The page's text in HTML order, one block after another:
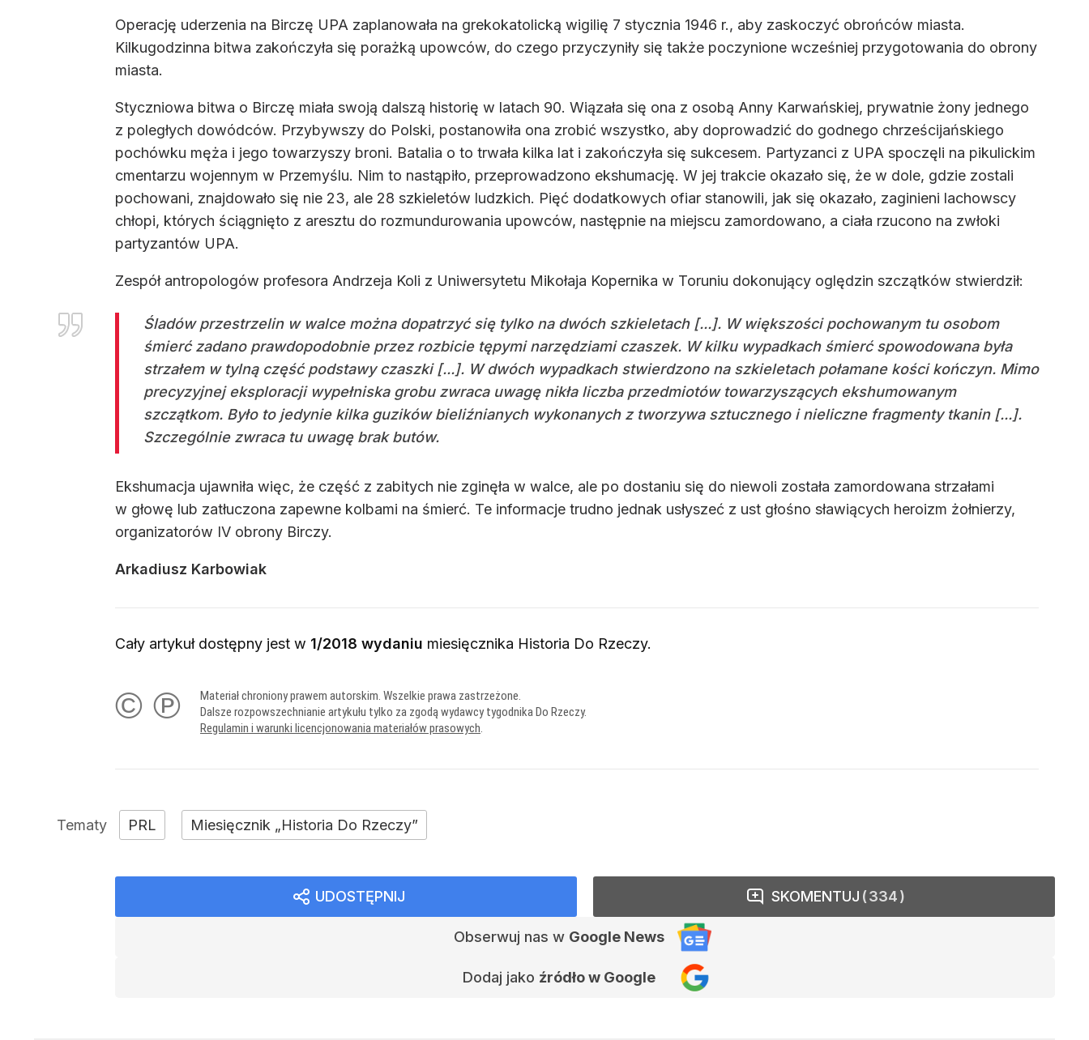
Operację uderzenia na Birczę UPA zaplanowała na grekokatolicką wigilię 7 stycznia 1946 r., aby zaskoczyć obrońców miasta.
Kilkugodzinna bitwa zakończyła się porażką upowców, do czego przyczyniły się także poczynione wcześniej przygotowania do obrony
miasta.
Styczniowa bitwa o Birczę miała swoją dalszą historię w latach 90. Wiązała się ona z osobą Anny Karwańskiej, prywatnie żony jednego
z poległych dowódców. Przybywszy do Polski, postanowiła ona zrobić wszystko, aby doprowadzić do godnego chrześcijańskiego
pochówku męża i jego towarzyszy broni. Batalia o to trwała kilka lat i zakończyła się sukcesem. Partyzanci z UPA spoczęli na pikulickim
cmentarzu wojennym w Przemyślu. Nim to nastąpiło, przeprowadzono ekshumację. W jej trakcie okazało się, że w dole, gdzie zostali
pochowani, znajdowało się nie 23, ale 28 szkieletów ludzkich. Pięć dodatkowych ofiar stanowili, jak się okazało, zaginieni lachowscy
chłopi, których ściągnięto z aresztu do rozmundurowania upowców, następnie na miejscu zamordowano, a ciała rzucono na zwłoki
partyzantów UPA.
Zespół antropologów profesora Andrzeja Koli z Uniwersytetu Mikołaja Kopernika w Toruniu dokonujący oględzin szczątków stwierdził:
Śladów przestrzelin w walce można dopatrzyć się tylko na dwóch szkieletach [...]. W większości pochowanym tu osobom
śmierć zadano prawdopodobnie przez rozbicie tępymi narzędziami czaszek. W kilku wypadkach śmierć spowodowana była
strzałem w tylną część podstawy czaszki [...]. W dwóch wypadkach stwierdzono na szkieletach połamane kości kończyn. Mimo
precyzyjnej eksploracji wypełniska grobu zwraca uwagę nikła liczba przedmiotów towarzyszących ekshumowanym
szczątkom. Było to jedynie kilka guzików bieliźnianych wykonanych z tworzywa sztucznego i nieliczne fragmenty tkanin [...].
Szczególnie zwraca tu uwagę brak butów.
Ekshumacja ujawniła więc, że część z zabitych nie zginęła w walce, ale po dostaniu się do niewoli została zamordowana strzałami
w głowę lub zatłuczona zapewne kolbami na śmierć. Te informacje trudno jednak usłyszeć z ust głośno sławiących heroizm żołnierzy,
organizatorów IV obrony Birczy.
Arkadiusz Karbowiak
Cały artykuł dostępny jest w 1/2018 wydaniu miesięcznika Historia Do Rzeczy.
© ℗
Materiał chroniony prawem autorskim. Wszelkie prawa zastrzeżone.
Dalsze rozpowszechnianie artykułu tylko za zgodą wydawcy tygodnika Do Rzeczy.
Regulamin i warunki licencjonowania materiałów prasowych
PRL Miesięcznik „Historia Do Rzeczy”
UDOSTĘPNIJ
Obserwuj nas w Google News
Dodaj jako źródło w Google
SKOMENTUJ 334